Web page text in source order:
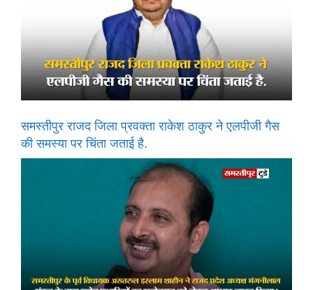
समस्तीपुर राजद जिला प्रवक्ता राकेश ठाकुर ने एलपीजी गैस
की समस्या पर चिंता जताई है.